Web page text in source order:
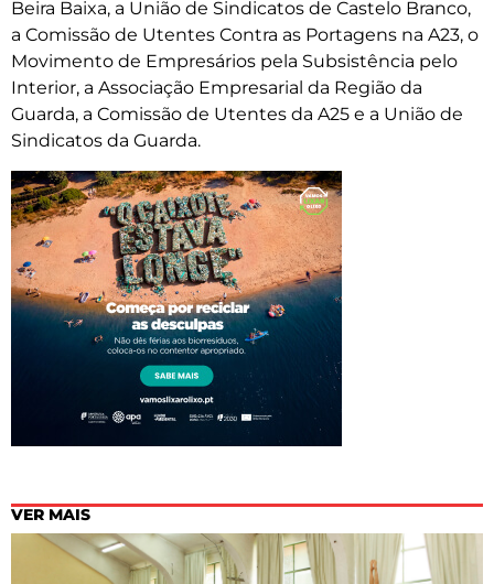
Beira Baixa, a União de Sindicatos de Castelo Branco,
a Comissão de Utentes Contra as Portagens na A23, o
Movimento de Empresários pela Subsistência pelo
Interior, a Associação Empresarial da Região da
Guarda, a Comissão de Utentes da A25 e a União de
Sindicatos da Guarda.
VER MAIS